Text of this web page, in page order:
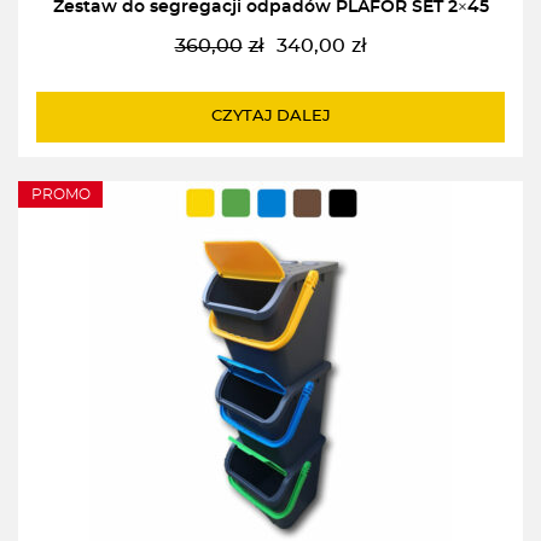
Zestaw do segregacji odpadów PLAFOR SET 2×45
360,00 zł
Pierwotna
wynosiła:
340,00 zł
Aktualna
wynosi:
CZYTAJ DALEJ
PROMO